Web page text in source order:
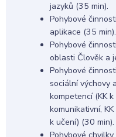
jazyků (35 min).
Pohybové
aplikace (35 min).
Pohybové
oblasti Člověk a
Pohybové
sociální výchovy
kompetencí (KK
komunikativní,
k učení) (30 min).